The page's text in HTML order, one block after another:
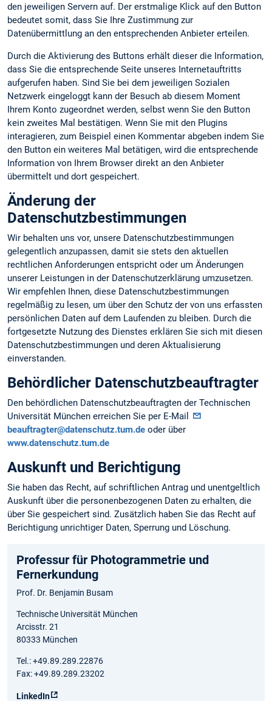
den jeweiligen Servern auf. Der erstmalige Klick auf den Button
bedeutet somit, dass Sie Ihre Zustimmung zur
Datenübermittlung an den entsprechenden Anbieter erteilen.
Durch die Aktivierung des Buttons erhält dieser die Information,
dass Sie die entsprechende Seite unseres Internetauftritts
aufgerufen haben. Sind Sie bei dem jeweiligen Sozialen
Netzwerk eingeloggt kann der Besuch ab diesem Moment
Ihrem Konto zugeordnet werden, selbst wenn Sie den Button
kein zweites Mal bestätigen. Wenn Sie mit den Plugins
interagieren, zum Beispiel einen Kommentar abgeben indem Sie
den Button ein weiteres Mal betätigen, wird die entsprechende
Information von Ihrem Browser direkt an den Anbieter
übermittelt und dort gespeichert.
Änderung der
Datenschutzbestimmungen
Wir behalten uns vor, unsere Datenschutzbestimmungen
gelegentlich anzupassen, damit sie stets den aktuellen
rechtlichen Anforderungen entspricht oder um Änderungen
unserer Leistungen in der Datenschutzerklärung umzusetzen.
Wir empfehlen Ihnen, diese Datenschutzbestimmungen
regelmäßig zu lesen, um über den Schutz der von uns erfassten
persönlichen Daten auf dem Laufenden zu bleiben. Durch die
fortgesetzte Nutzung des Dienstes erklären Sie sich mit diesen
Datenschutzbestimmungen und deren Aktualisierung
einverstanden.
Behördlicher Datenschutzbeauftragter
Den behördlichen Datenschutzbeauftragten der Technischen
Universität München erreichen Sie per E-Mail
beauftragter@datenschutz.tum.de oder über
www.datenschutz.tum.de
Auskunft und Berichtigung
Sie haben das Recht, auf schriftlichen Antrag und unentgeltlich
Auskunft über die personen­bezogenen Daten zu erhalten, die
über Sie gespeichert sind. Zusätzlich haben Sie das Recht auf
Berichtigung unrichtiger Daten, Sperrung und Löschung.
Professur für Photogrammetrie und
Fernerkundung
Prof. Dr. Benjamin Busam
Technische Universität München
Arcisstr. 21
80333 München
Tel.: +49.89.289.22876
Fax: +49.89.289.23202
LinkedIn